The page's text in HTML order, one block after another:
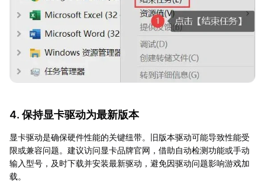
4. 保持显卡驱动为最新版本
显卡驱动是确保硬件性能的关键纽带。旧版本驱动可能导致性能受
限或兼容问题。建议访问显卡品牌官网，借助自动检测功能或手动
输入型号，及时下载并安装最新驱动，避免因驱动问题影响游戏加
载。